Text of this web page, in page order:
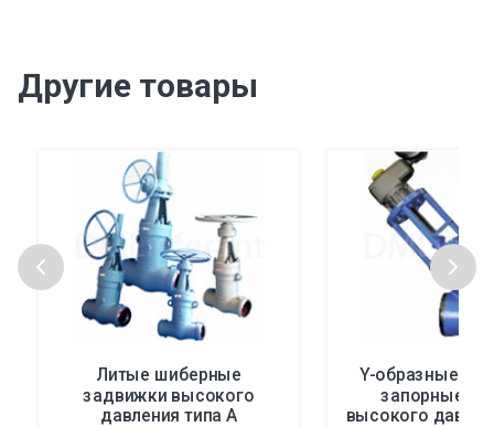
Другие товары
Литые шиберные
задвижки высокого
давления типа А
Y-образные
запорные
высокого